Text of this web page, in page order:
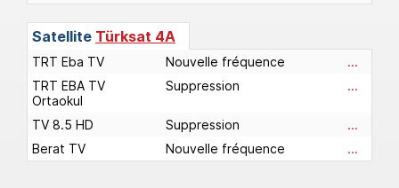
Satellite Türksat 4A
TRT Eba TV Nouvelle fréquence
...
TRT EBA TV
Ortaokul
Suppression ...
TV 8.5 HD Suppression
...
Berat TV
Nouvelle fréquence ...